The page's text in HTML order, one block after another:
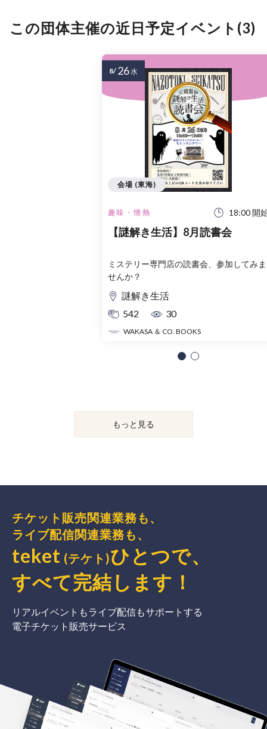
この団体主催の近日予定イベント(3)
趣味・情熱 18:00 開
【謎解き生活】8月読書会
ミステリー専門店の読書会、参加してみま
せんか？
謎解き生活
542
30
WAKASA ＆ CO. BOOKS
会場 (東海)
8/ 26水
もっと見る
チケット販売関連業務も、
ライブ配信関連業務も、
teket (テケト)ひとつで、
すべて完結 します ！
リアルイベントもライブ配信もサポートする
電子チケット販売サービス